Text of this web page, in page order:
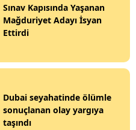
Sınav Kapısında Yaşanan
Mağduriyet Adayı İsyan
Ettirdi
Dubai seyahatinde ölümle
sonuçlanan olay yargıya
taşındı